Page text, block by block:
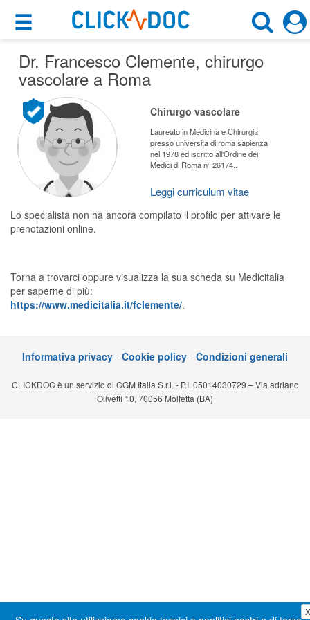
×
Motore di ricerca
×
Cerca uno specialista
Chirurgo Vascolare
Roma (RM)
CERCA
Cosa possiamo offrirti
Per i pazienti
Prenota una visita
Ricerca specialisti
Consulti online
Prenotazioni online
Planner e rubrica in cloud
Teleconsulto
Dr. Francesco Clemente, chirurgo
vascolare a Roma
Chirurgo vascolare
Laureato in Medicina e Chirurgia
presso università di roma sapienza
nel 1978 ed iscritto all'Ordine dei
Medici di Roma n° 26174..
Leggi curriculum vitae
Lo specialista non ha ancora compilato il profilo per attivare le
prenotazioni online.
Torna a trovarci oppure visualizza la sua scheda su Medicitalia
per saperne di più:
https://www.medicitalia.it/fclemente/.
X
Informativa privacy - Cookie policy - Condizioni generali
CLICKDOC è un servizio di CGM Italia S.r.l. - P.I. 05014030729 – Via adriano
Olivetti 10, 70056 Molfetta (BA)